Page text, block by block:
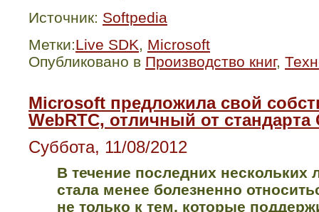
Источник: Softpedia
Метки:Live SDK, Microsoft
Опубликовано в Производство книг,
Microsoft предложила свой
WebRTC, отличный от стандарта
Суббота, 11/08/2012
В течение последних нескольких
стала менее болезненно
не только к тем, которые